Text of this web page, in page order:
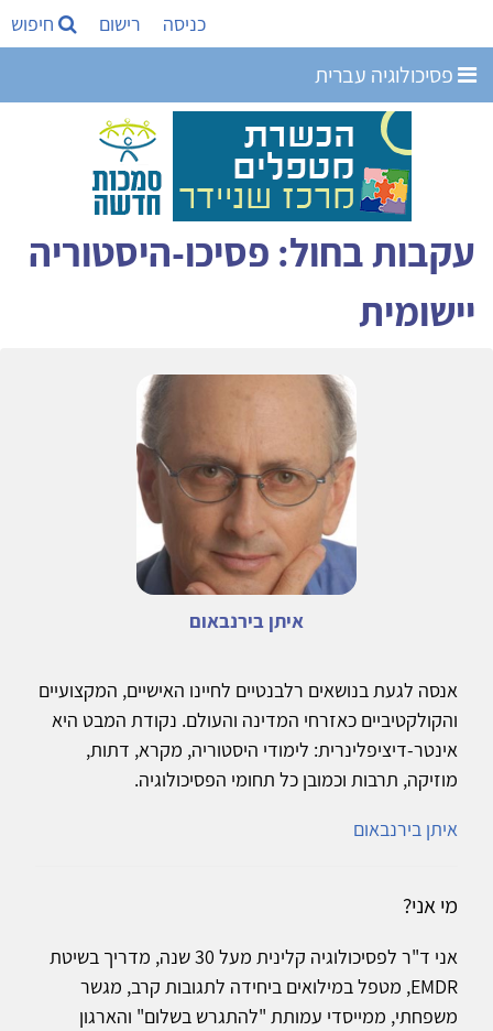
כניסה רישום חיפוש
פסיכולוגיה עברית
עקבות בחול: פסיכו-היסטוריה
יישומית
איתן בירנבאום
אנסה לגעת בנושאים רלבנטיים לחיינו האישיים, המקצועיים
והקולקטיביים כאזרחי המדינה והעולם. נקודת המבט היא
אינטר-דיציפלינרית: לימודי היסטוריה, מקרא, דתות,
מוזיקה, תרבות וכמובן כל תחומי הפסיכולוגיה.
איתן בירנבאום
מי אני?
אני ד"ר לפסיכולוגיה קלינית מעל 30 שנה, מדריך בשיטת
EMDR, מטפל במילואים ביחידה לתגובות קרב, מגשר
משפחתי, ממייסדי עמותת "להתגרש בשלום" והארגון